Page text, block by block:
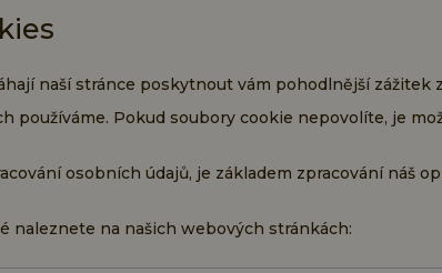
naší stránce poskytnout vám pohodlnější
používáme. Pokud soubory cookie nepovolíte, je
osobních údajů, je základem zpracování náš
naleznete na našich webových stránkách: